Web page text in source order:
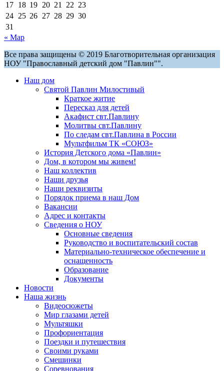
17 18 19 20 21 22 23
24 25 26 27 28 29 30
31
« Мар
Все права защищены © 2019 Благотворительная организация
НОУ "Православный детский дом "Павлин"".
Наш дом
Святой Павлин Милостивый
Краткое житие
Пересказ для детей
Акафист свт.Павлину
Молитвы свт.Павлину
По следам свт.Павлина в России
Мультфильм ТК «СОЮЗ»
История Детского дома «Павлин»
Дом, в котором мы живем!
Наш коллектив
Наши друзья
Наши реквизиты
Порядок приема в наш Дом
Вакансии
Адрес и контакты
Сведения о НОУ
Основные сведения
Руководство и воспитательский состав
Материально-техническое обеспечение и
оснащенность
Образование
Документы
Новости
Наша жизнь
Видеосюжеты
Мир глазами детей
Мультяшки
Профориентация
Поездки и путешествия
Своими руками
Смешинки
Соревнования